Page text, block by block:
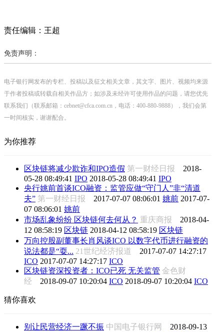
责任编辑：王超
免责声明：
电子银行网发布的专栏、投稿以及征文相关文章，其文字、图片、视频均来源
于作者投稿或转载自相关作品方；如涉及未经许可使用作品的问题，请您优先
联系我们（联系邮箱：cebnet@cfca.com.cn，电话：400-880-9888），我们会第
一时间核实，谢谢配合。
为你推荐
区块链将减少欺诈和IPO造假 第一财经日报 2018-
05-28 08:49:41 IPO 2018-05-28 08:49:41 IPO
央行姚前首谈ICO融资：监管应做“守门人”非“清道
夫” 第一财经日报 2017-07-07 08:06:01 姚前 2017-07-
07 08:06:01 姚前
市场乱象纷纷 区块链何去何从？ 重庆商报 2018-04-
12 08:58:19 区块链 2018-04-12 08:58:19 区块链
万向控股副董事长肖风谈ICO 以数字代币进行融资的
说法都是“耍... 21世纪经济报道 2017-07-07 14:27:17
ICO 2017-07-07 14:27:17 ICO
区块链资深投资者：ICO已死 无关监管 金色财
经 2018-09-07 10:20:04 ICO 2018-09-07 10:20:04 ICO
猜你喜欢
别让民营经济一蹶不振 中国电子银行网 2018-09-13